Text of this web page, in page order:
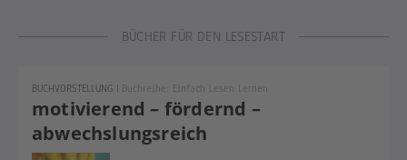
BÜCHER FÜR DEN LESESTART
motivierend – fördernd –
abwechslungsreich
BUCHVORSTELLUNG | Buchreihe: Einfach Lesen Lernen